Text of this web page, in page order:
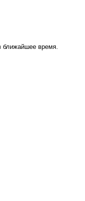
ближайшее время.